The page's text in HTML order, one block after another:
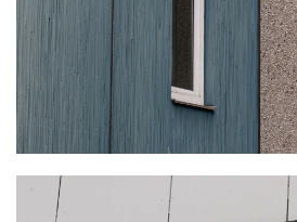
KLICKE HIER